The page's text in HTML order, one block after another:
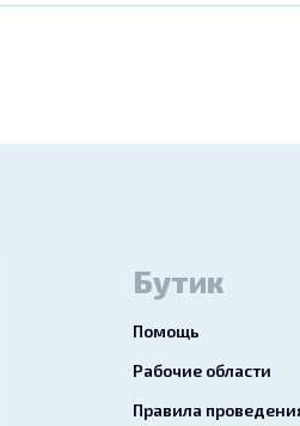
Бутик
Помощь
Рабочие области
Правила